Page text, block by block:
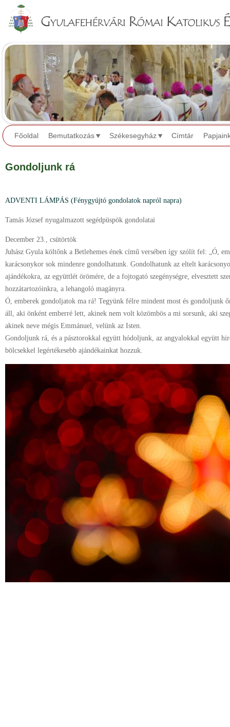
Főoldal Bemutatkozás Székesegyház Címtár
Gondoljunk rá
ADVENTI LÁMPÁS (Fénygyújtó gondolatok napról napra)
Tamás József nyugalmazott segédpüspök gondolatai
December 23., csütörtök
Juhász Gyula költőnk a Betlehemes ének című versében így szólít fel: „Ó,
karácsonykor sok mindenre gondolhatunk. Gondolhatunk az eltelt
ajándékokra, az együttlét örömére, de a fojtogató szegénységre, elvesztett
hozzátartozóinkra, a lehangoló magányra.
Ó, emberek gondoljatok ma rá! Tegyünk félre mindent most és gondoljunk
áll, aki önként emberré lett, akinek nem volt közömbös a mi sorsunk, aki
akinek neve mégis Emmánuel, velünk az Isten.
Gondoljunk rá, és a pásztorokkal együtt hódoljunk, az angyalokkal együtt
bölcsekkel legértékesebb ajándékainkat hozzuk.